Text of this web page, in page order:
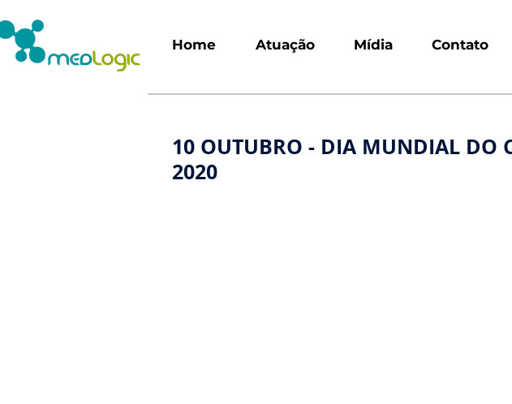
Home Atuação Mídia Contato
10 OUTUBRO - DIA MUNDIAL DO
2020